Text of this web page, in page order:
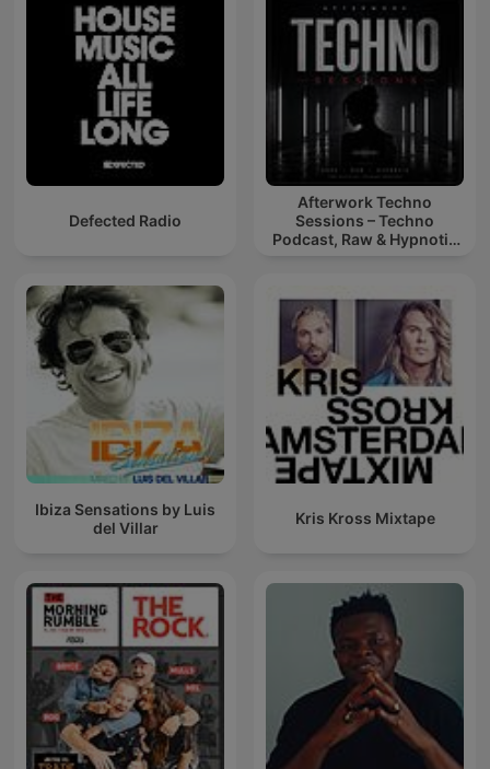
Defected Radio
Afterwork Techno
Sessions – Techno
Podcast, Raw & Hypnotic
Ibiza Sensations by Luis
del Villar
Kris Kross Mixtape